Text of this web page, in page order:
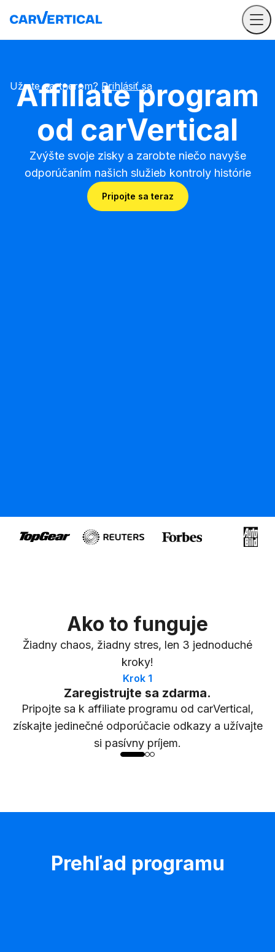
Už ste partnerom? Prihlásiť sa
Affiliate program
od carVertical
Zvýšte svoje zisky a zarobte niečo navyše
odporúčaním našich služieb kontroly histórie
Pripojte sa teraz
Ako to funguje
Žiadny chaos, žiadny stres, len 3 jednoduché
kroky!
Krok 1
Zaregistrujte sa zdarma.
Pripojte sa k affiliate programu od carVertical,
získajte jedinečné odporúčacie odkazy a užívajte
si pasívny príjem.
Prehľad programu